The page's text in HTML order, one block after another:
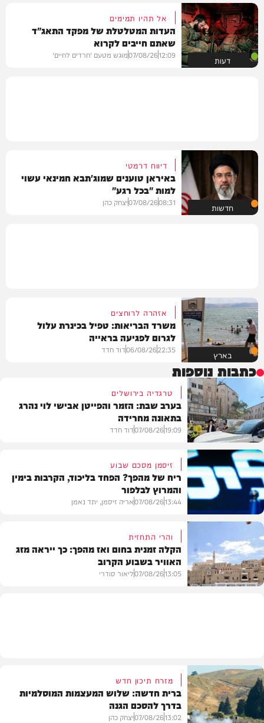
דעות
אל תהיו תמימים
העדות המטלטלת של מפקד התאג"ד
שאתם חייבים לקרוא
12:09
07/08/26מוגש מטעם 'חרדים לחיים'
חדשות
דיווח דרמטי
באיראן טוענים שמוג'תבא חמינאי עשוי
למות "בכל רגע"
08:31
07/08/26יצחק כהן
בארץ
אזהרה לרוחצים
משרד הבריאות: טפיל בכינרת עלול
לגרום לפגיעה בראייה
22:35
06/08/26דוד חדד
כתבות נוספות
בארץ
טרגדיה בירושלים
בערב שבת: הזמר והפייטן אבישי לוי נהרג
בתאונה מחרידה
19:09
07/08/26דוד חדד
פוליטי
זיסמן מסכם שבוע
ריח של מהפך? הפחד בליכוד, הקרבות בימין
והמרוץ לבלפור
13:44
07/08/26אריה זיסמן, יתד נאמן
והרי התחזית
הקלה זמנית בחום ואז מהפך: כך ייראה מזג
האוויר בשבוע הקרוב
13:05
07/08/26ליאור סודרי
מזרח תיכון חדש
ברית חדשה: שלוש המעצמות המוסלמיות
בדרך להסכם הגנה
13:02
07/08/26יצחק כהן